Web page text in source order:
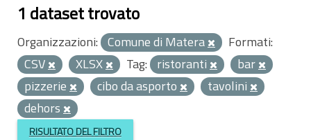
1 dataset trovato
Organizzazioni: Comune di Matera
Formati:
CSV
XLSX Tag: ristoranti
bar
pizzerie
cibo da asporto
tavolini
dehors
RISULTATO DEL FILTRO